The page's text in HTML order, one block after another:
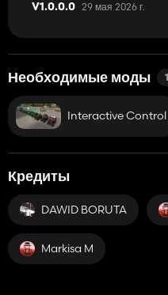
V1.0.0.0 29 мая 2026 г.
Необходимые моды 1
Interactive Control
Кредиты
DAWID BORUTA
Markisa M